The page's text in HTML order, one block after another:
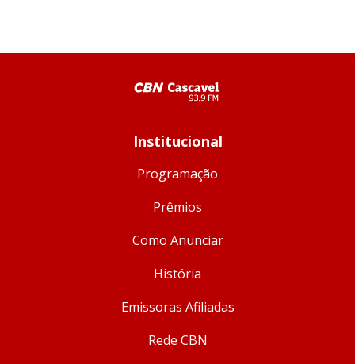
Institucional
Programação
Prêmios
Como Anunciar
História
Emissoras Afiliadas
Rede CBN